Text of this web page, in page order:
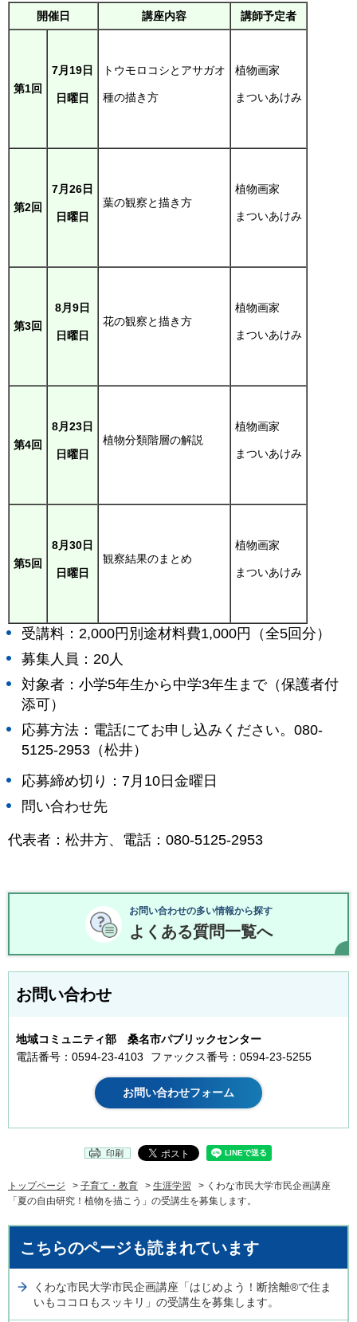
開催日
講座内容 講師予定者
第1回
7月19日
日曜日
トウモロコシとアサガオ
種の描き方
植物画家
まついあけみ
第2回
7月26日
日曜日
葉の観察と描き方
植物画家
まついあけみ
第3回
8月9日
日曜日
花の観察と描き方
植物画家
まついあけみ
第4回
8月23日
日曜日
植物分類階層の解説
植物画家
まついあけみ
第5回
8月30日
日曜日
観察結果のまとめ
植物画家
まついあけみ
受講料：2,000円別途材料費1,000円（全5回分）
募集人員：20人
対象者：小学5年生から中学3年生まで（保護者付
添可）
応募方法：電話にてお申し込みください。080-
5125-2953（松井）
応募締め切り： 7月10日金曜日
問い合わせ先
代表者：松井方、電話：080-5125-2953
お問い合わせの多い情報から探す
よくある質問一覧へ
お問い合わせ
地域コミュニティ部 桑名市パブリックセンター
電話番号：0594-23-4103
ファックス番号：0594-23-5255
印刷
トップページ > 子育て・教育 > 生涯学習
> くわな市民大学市民企画講座
「夏の自由研究！植物を描こう」の受講生を募集します。
こちらのページも読まれています
くわな市民大学市民企画講座「はじめよう！断捨離®で住ま
いもココロもスッキリ」の受講生を募集します。